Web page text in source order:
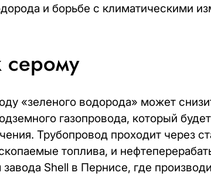
и борьбе с климатическими
серому
«зеленого водорода» может
газопровода, который
Трубопровод проходит через
топлива, и
завода Shell в Пернисе, где